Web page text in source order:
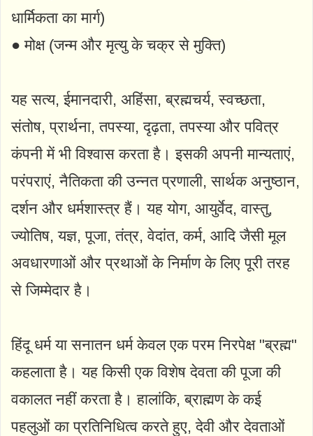
धार्मिकता का मार्ग)
● मोक्ष (जन्म और मृत्यु के चक्र से मुक्ति)
यह सत्य, ईमानदारी, अहिंसा, ब्रह्मचर्य, स्वच्छता,
संतोष, प्रार्थना, तपस्या, दृढ़ता, तपस्या और पवित्र
कंपनी में भी विश्वास करता है। इसकी अपनी मान्यताएं,
परंपराएं, नैतिकता की उन्नत प्रणाली, सार्थक अनुष्ठान,
दर्शन और धर्मशास्त्र हैं। यह योग, आयुर्वेद, वास्तु,
ज्योतिष, यज्ञ, पूजा, तंत्र, वेदांत, कर्म, आदि जैसी मूल
अवधारणाओं और प्रथाओं के निर्माण के लिए पूरी तरह
से जिम्मेदार है।
हिंदू धर्म या सनातन धर्म केवल एक परम निरपेक्ष "ब्रह्म"
कहलाता है। यह किसी एक विशेष देवता की पूजा की
वकालत नहीं करता है। हालांकि, ब्राह्मण के कई
पहलुओं का प्रतिनिधित्व करते हुए, देवी और देवताओं